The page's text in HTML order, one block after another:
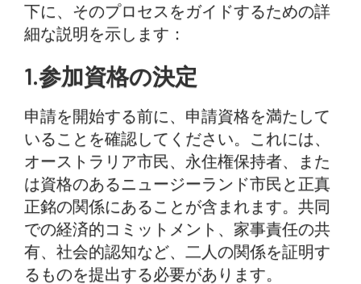
下に、そのプロセスをガイドするための詳
細な説明を示します：
1.参加資格の決定
申請を開始する前に、申請資格を満たして
いることを確認してください。これには、
オーストラリア市民、永住権保持者、また
は資格のあるニュージーランド市民と正真
正銘の関係にあることが含まれます。共同
での経済的コミットメント、家事責任の共
有、社会的認知など、二人の関係を証明す
るものを提出する必要があります。